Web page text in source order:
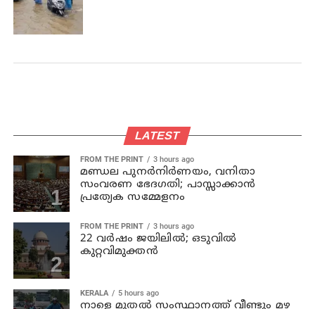
LATEST
FROM THE PRINT 3 hours ago
മണ്ഡല പുനർനിർണയം, വനിതാ
സംവരണ ഭേദഗതി; പാസ്സാക്കാൻ
പ്രത്യേക സമ്മേളനം
FROM THE PRINT 3 hours ago
22 വർഷം ജയിലിൽ; ഒടുവിൽ
കുറ്റവിമുക്തൻ
KERALA 5 hours ago
നാളെ മുതല്‍ സംസ്ഥാനത്ത് വീണ്ടും മഴ